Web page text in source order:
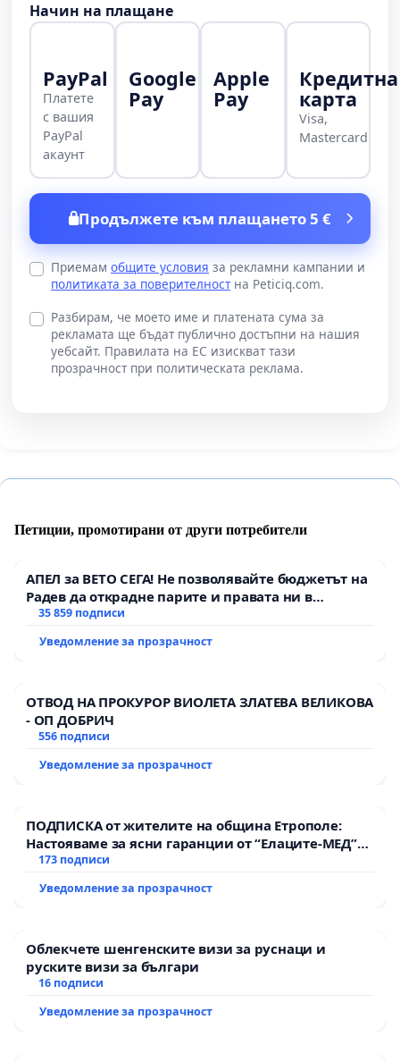
Начин на плащане
PayPal
Платете
с вашия
PayPal
акаунт
Google
Pay
Apple
Pay
Кредитна
карта
Visa,
Mastercard
Продължете към плащането 5 €
Приемам общите условия за рекламни кампании и
политиката за поверителностна Peticiq.com.
Разбирам, че моето име и платената сума за
рекламата ще бъдат публично достъпни на нашия
уебсайт. Правилата на ЕС изискват тази
прозрачност при политическата реклама.
Петиции, промотирани от други потребители
АПЕЛ за ВЕТО СЕГА! Не позволявайте бюджетът на
Радев да открадне парите и правата ни в
тъмното
35 859 подписи
Уведомление за прозрачност
ОТВОД НА ПРОКУРОР ВИОЛЕТА ЗЛАТЕВА ВЕЛИКОВА
- ОП ДОБРИЧ
556 подписи
Уведомление за прозрачност
ПОДПИСКА от жителите на община Етрополе:
Настояваме за ясни гаранции от “Елаците-МЕД”
АД и от държавата, че ще се изпълнят всички
173 подписи
Уведомление за прозрачност
Облекчете шенгенските визи за руснаци и
руските визи за българи
16 подписи
Уведомление за прозрачност